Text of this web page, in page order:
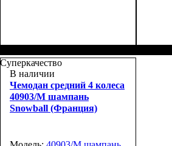
Суперкачество
В наличии
Чемодан средний 4 колеса
40903/M шампань
Snowball (Франция)